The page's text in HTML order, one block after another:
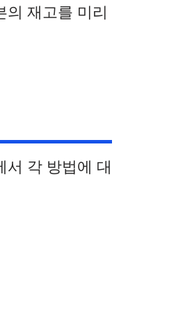
의 재고를 미리
각 방법에 대